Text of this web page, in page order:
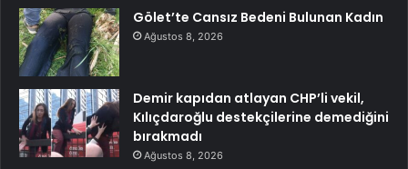
Gölet’te Cansız Bedeni Bulunan Kadın
Ağustos 8, 2026
Demir kapıdan atlayan CHP’li vekil,
Kılıçdaroğlu destekçilerine demediğini
bırakmadı
Ağustos 8, 2026